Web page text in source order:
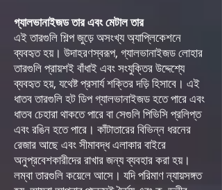
গ্যালভানাইজড তার এবং মেটাল তার
এই তারগুলি শিল্প জুড়ে অসংখ্য অ্যাপ্লিকেশনে
ব্যবহৃত হয়। উদাহরণস্বরূপ, গ্যালভানাইজড লোহার
তারগুলি প্রায়শই বাঁধাই এবং সংযুক্তির উদ্দেশ্যে
ব্যবহৃত হয়, যথেষ্ট প্রসার্য শক্তির দড়ি হিসাবে। এই
ধাতব তারগুলি হট ডিপ গ্যালভানাইজড হতে পারে এবং
ধাতব চেহারা থাকতে পারে বা সেগুলি পিভিসি প্রলিপ্ত
এবং রঙিন হতে পারে। কাঁটাতারের বিভিন্ন ধরনের
রেজার আছে এবং সীমাবদ্ধ এলাকার বাইরে
অনুপ্রবেশকারীদের রাখার জন্য ব্যবহার করা হয়।
লম্বা তারগুলি কয়েলে আসে। যদি পরিমাণ ন্যায়সঙ্গত